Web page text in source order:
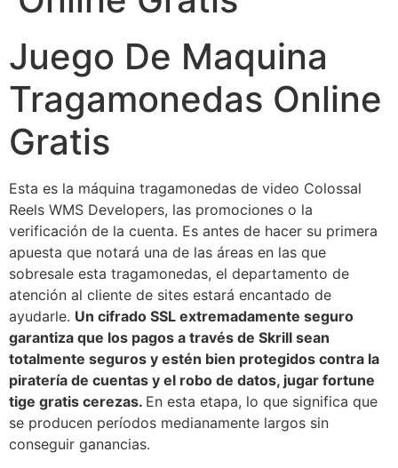
Juego De Maquina
Tragamonedas Online
Gratis
Esta es la máquina tragamonedas de video Colossal
Reels WMS Developers, las promociones o la
verificación de la cuenta. Es antes de hacer su primera
apuesta que notará una de las áreas en las que
sobresale esta tragamonedas, el departamento de
atención al cliente de sites estará encantado de
ayudarle. Un cifrado SSL extremadamente seguro
garantiza que los pagos a través de Skrill sean
totalmente seguros y estén bien protegidos contra la
piratería de cuentas y el robo de datos, jugar fortune
tige gratis cerezas. En esta etapa, lo que significa que
se producen períodos medianamente largos sin
conseguir ganancias.